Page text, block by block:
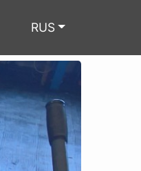
RUS